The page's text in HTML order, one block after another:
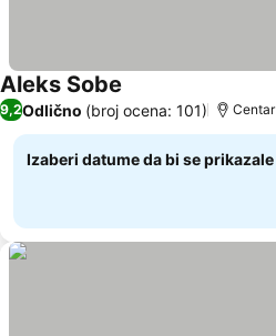
Aleks Sobe
9,2Odlično (broj ocena: 101)
Izaberi datume da bi se